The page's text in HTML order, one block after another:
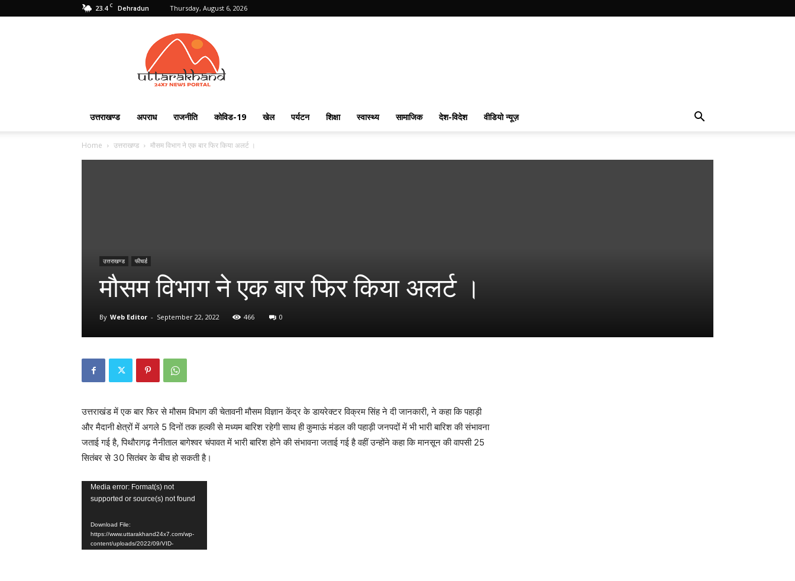
23.4 C Dehradun Thursday, August 6, 2026
Uttarakhand
24X7
उत्तराखण्ड अपराध राजनीति कोविड-19 खेल पर्यटन शिक्षा स्वास्थ्य सामाजिक देश-विदेश वीडियो न्यूज़
Home उत्तराखण्ड मौसम विभाग ने एक बार फिर किया अलर्ट ।
उत्तराखण्ड फीचर्ड
मौसम विभाग ने एक बार फिर किया अलर्ट ।
By Web Editor - September 22, 2022 466 0
उत्तराखंड में एक बार फिर से मौसम विभाग की चेतावनी मौसम विज्ञान केंद्र के डायरेक्टर विक्रम सिंह ने दी जानकारी, ने कहा कि पहाड़ी
और मैदानी क्षेत्रों में अगले 5 दिनों तक हल्की से मध्यम बारिश रहेगी साथ ही कुमाऊं मंडल की पहाड़ी जनपदों में भी भारी बारिश की संभावना
जताई गई है, पिथौरागढ़ नैनीताल बागेश्वर चंपावत में भारी बारिश होने की संभावना जताई गई है वहीं उन्होंने कहा कि मानसून की वापसी 25
सितंबर से 30 सितंबर के बीच हो सकती है।
Video
Player
Media error: Format(s) not
supported or source(s) not found
Download File:
https://www.uttarakhand24x7.com/wp-
content/uploads/2022/09/VID-